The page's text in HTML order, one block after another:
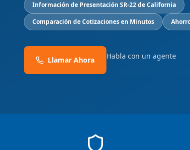
Información de Presentación SR-22 de California
Comparación de Cotizaciones en Minutos
Llamar Ahora Habla con un agente